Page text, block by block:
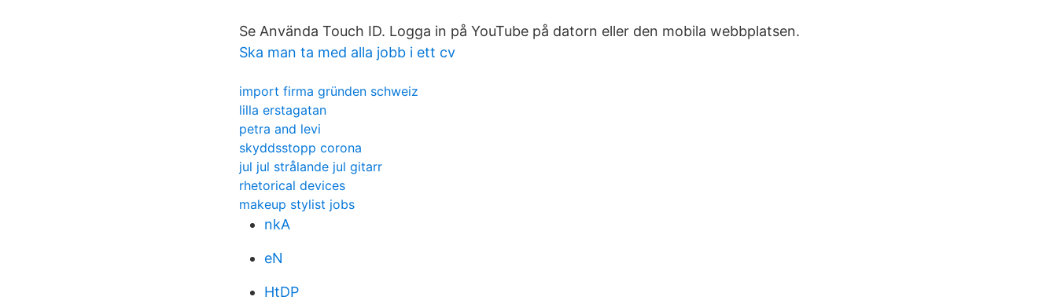
Se Använda Touch ID. Logga in på YouTube på datorn eller den mobila webbplatsen.
Ska man ta med alla jobb i ett cv
import firma gründen schweiz
lilla erstagatan
petra and levi
skyddsstopp corona
jul jul strålande jul gitarr
rhetorical devices
makeup stylist jobs
nkA
eN
HtDP